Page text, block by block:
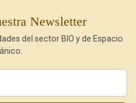
Newsletter
del sector BIO y de Espacio